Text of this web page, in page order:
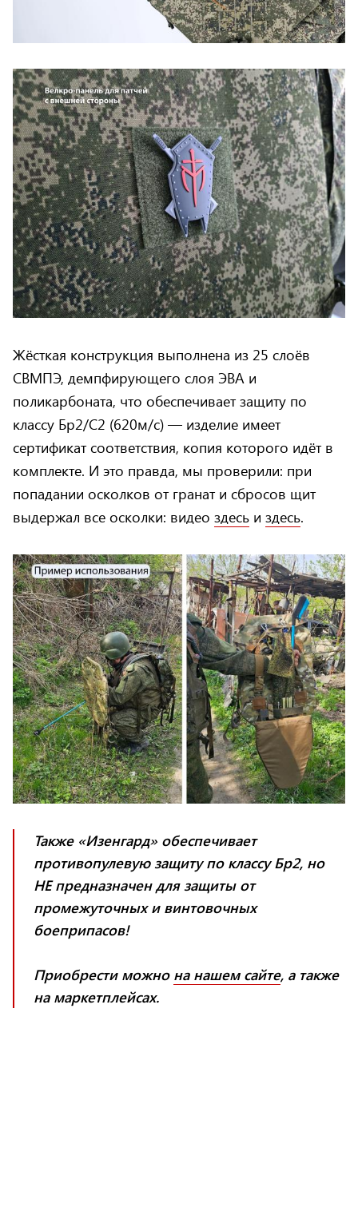
Жёсткая конструкция выполнена из 25 слоёв
СВМПЭ, демпфирующего слоя ЭВА и
поликарбоната, что обеспечивает защиту по
классу Бр2/С2 (620м/с) — изделие имеет
сертификат соответствия, копия которого идёт в
комплекте. И это правда, мы проверили: при
попадании осколков от гранат и сбросов щит
выдержал все осколки: видео здесь и здесь.
Также «Изенгард» обеспечивает
противопулевую защиту по классу Бр2, но
НЕ предназначен для защиты от
промежуточных и винтовочных
боеприпасов!
Приобрести можно на нашем сайте, а также
на маркетплейсах.